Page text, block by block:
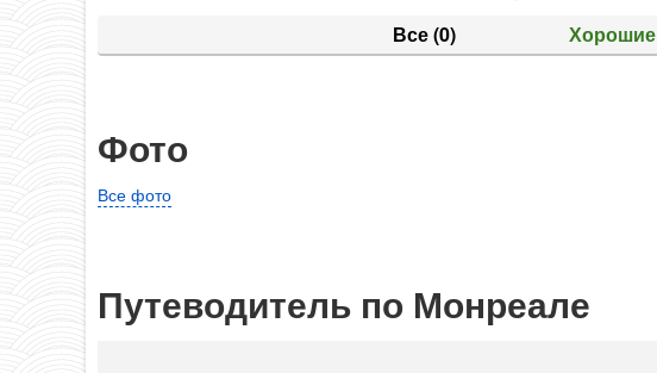
Все(0) Хорошие
Фото
Все фото
Путеводитель по Монреале